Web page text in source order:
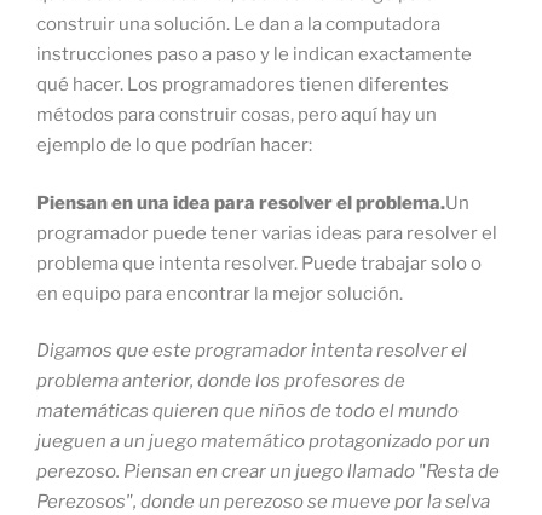
construir una solución. Le dan a la computadora
instrucciones paso a paso y le indican exactamente
qué hacer. Los programadores tienen diferentes
métodos para construir cosas, pero aquí hay un
ejemplo de lo que podrían hacer:
Piensan en una idea para resolver el problema.Un
programador puede tener varias ideas para resolver el
problema que intenta resolver. Puede trabajar solo o
en equipo para encontrar la mejor solución.
Digamos que este programador intenta resolver el
problema anterior, donde los profesores de
matemáticas quieren que niños de todo el mundo
jueguen a un juego matemático protagonizado por un
perezoso. Piensan en crear un juego llamado "Resta de
Perezosos", donde un perezoso se mueve por la selva